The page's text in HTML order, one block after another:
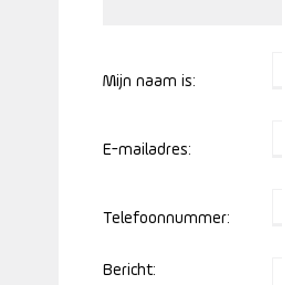
Mijn naam is:
E-mailadres:
Telefoonnummer:
Bericht: